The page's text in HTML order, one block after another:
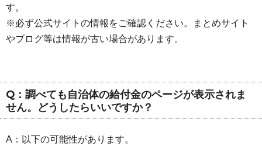
す。
※必ず公式サイトの情報をご確認ください。まとめサイト
やブログ等は情報が古い場合があります。
Q：調べても自治体の給付金のページが表示されま
せん。どうしたらいいですか？
A：以下の可能性があります。